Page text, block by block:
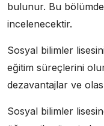
bulunur. Bu
incelenecektir.
Sosyal bilimler
eğitim süreçlerini
dezavantajlar ve
Sosyal bilimler